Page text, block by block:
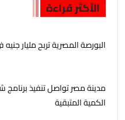
الأكثر قراءة
البورصة المصرية تربح مليار
مدينة مصر تواصل تنفيذ برنامج
الكمية المتبقية